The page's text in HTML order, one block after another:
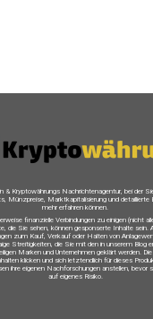
& Kryptowährungs Nachrichtenagentur, bei der
Münzpreise, Marktkapitalisierung und detaillierte
mehr erfahren können.
finanzielle Verbindungen zu einigen (nicht
die Sie sehen, können gesponserte Inhalte sein.
zum Kauf, Verkauf oder Halten von
Streitigkeiten, die Sie mit den in unserem Blog
Marken und Unternehmen geklärt werden.
klicken und sich letztendlich für dieses
ihre eigenen Nachforschungen anstellen, bevor
auf eigenes Risiko.